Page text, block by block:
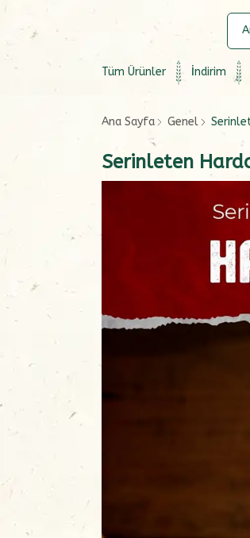
Tüm Ürünler İndirim
Ana Sayfa Genel
Serinleten